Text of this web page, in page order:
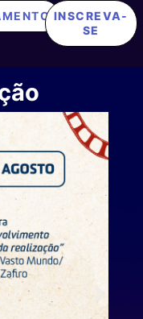
INSCREVA-
SE